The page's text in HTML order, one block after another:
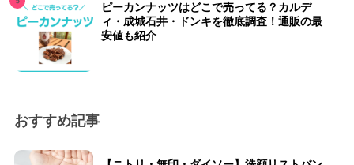
ピーカンナッツはどこで売ってる？カルデ
ィ・成城石井・ドンキを徹底調査！通販の最
安値も紹介
おすすめ記事